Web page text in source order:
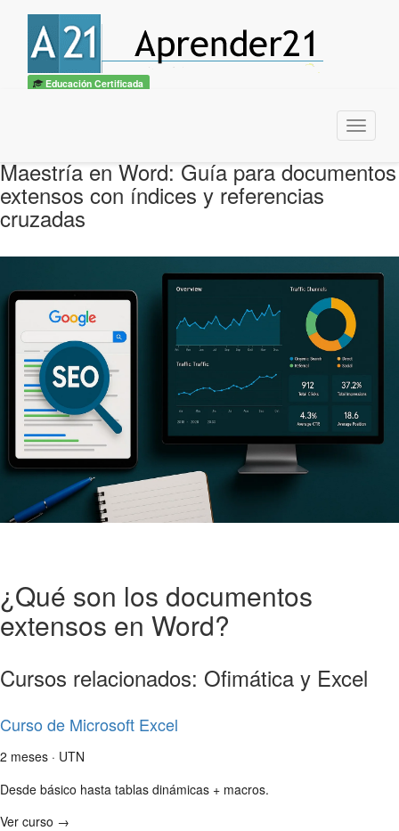
Educación Certificada
Menu
Maestría en Word: Guía para documentos
extensos con índices y referencias
cruzadas
¿Qué son los documentos
extensos en Word?
Cursos relacionados: Ofimática y Excel
Curso de Microsoft Excel
2 meses · UTN
Desde básico hasta tablas dinámicas + macros.
Ver curso →